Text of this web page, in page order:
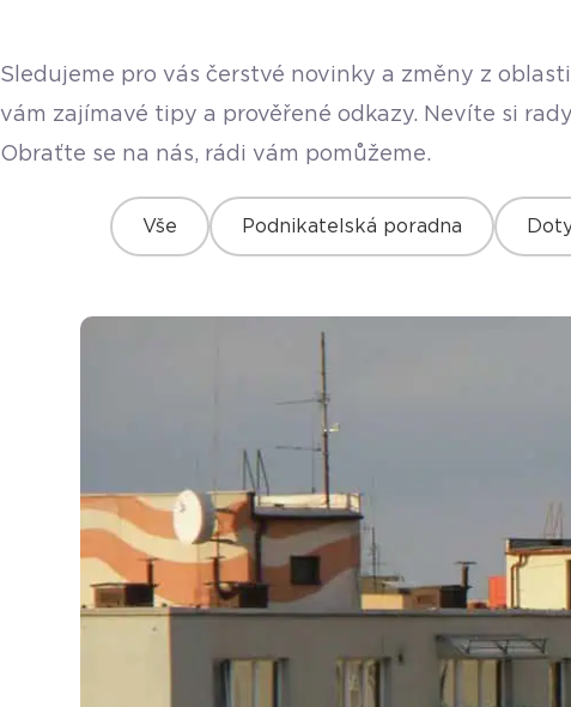
Sledujeme pro vás čerstvé novinky a změny z
vám zajímavé tipy a prověřené odkazy. Nevíte si
Obraťte se na nás, rádi vám pomůžeme.
Vše Podnikatelská poradna